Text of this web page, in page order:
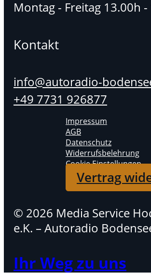
Montag - Freitag 13.00h
Kontakt
info@autoradio-
+49 7731 926877
Impressum
AGB
Datenschutz
Widerrufsbelehrung
Cookie Einstellungen
Vertrag
© 2026 Media Service
e.K. – Autoradio
Ihr Weg zu uns